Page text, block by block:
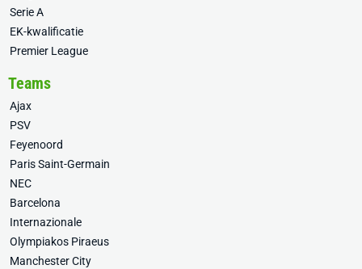
Serie A
EK-kwalificatie
Premier League
Teams
Ajax
PSV
Feyenoord
Paris Saint-Germain
NEC
Barcelona
Internazionale
Olympiakos Piraeus
Manchester City